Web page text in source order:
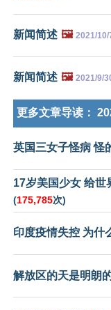
新闻简述 🖼️ 2021/10/
新闻简述 🖼️ 2021/9/
更多文章导读：
英国三女子怪病 怪
17岁美国少女 给世
(175,785次)
印度疫情失控 为什
解放区的天是明朗